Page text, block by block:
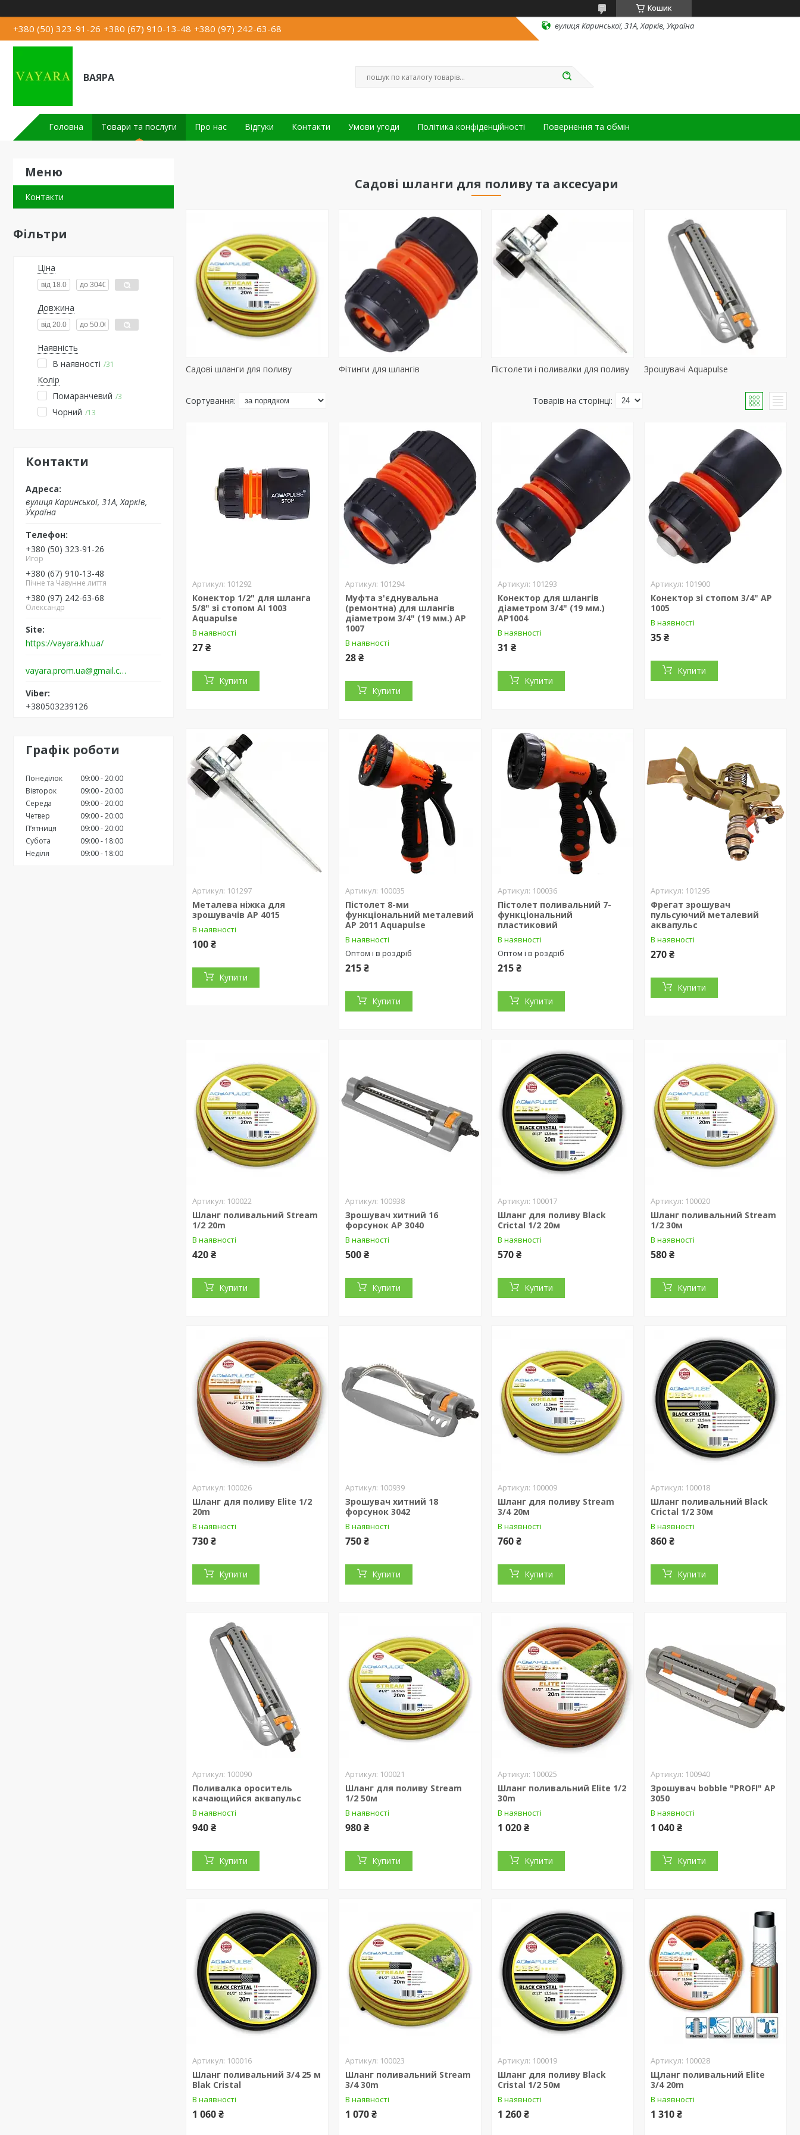
Кошик
+380 (50) 323-91-26 +380 (67) 910-13-48 +380 (97) 242-63-68 вулиця Каринської, 31А, Харків, Україна
ВАЯРА
Головна Товари та послуги Про нас Відгуки Контакти Умови угоди Політика конфіденційності Повернення та обмін
Контакти
Фільтри
Ціна
Довжина
Наявність
В наявності 31
Колір
Помаранчевий 3
Чорний 13
Контакти
вулиця Каринської, 31А, Харків,
Україна
+380 (50) 323-91-26
Игор
+380 (67) 910-13-48
Пічне та Чавунне лиття
+380 (97) 242-63-68
Олександр
https://vayara.kh.ua/
vayara.prom.ua@gmail.com
+380503239126
Графік роботи
Понеділок 09:00 20:00
Вівторок
09:00 20:00
Середа
09:00 20:00
Четвер
09:00 20:00
Пʼятниця
09:00 20:00
Субота
09:00
18:00
Неділя
09:00 18:00
Садові шланги для поливу та аксесуари
Садові шланги для поливу Фітинги для шлангів Пістолети і поливалки для поливу Зрошувачі Aquapulse
101292
Конектор 1/2" для шланга
5/8" зі стопом АI 1003
Aquapulse
В наявності
27 ₴
Купити
101294
Муфта з'єднувальна
(ремонтна) для шлангів
діаметром 3/4" (19 мм.) AP
1007
В наявності
28 ₴
Купити
101293
Конектор для шлангів
діаметром 3/4" (19 мм.)
AP1004
В наявності
31 ₴
Купити
101900
Конектор зі стопом 3/4" AP
1005
В наявності
35 ₴
Купити
101297
Металева ніжка для
зрошувачів AP 4015
В наявності
100 ₴
Купити
100035
Пістолет 8-ми
функціональний металевий
АР 2011 Aquapulse
В наявності
Оптом і в роздріб
215 ₴
Купити
100036
Пістолет поливальний 7-
функціональний
пластиковий
В наявності
Оптом і в роздріб
215 ₴
Купити
101295
Фрегат зрошувач
пульсуючий металевий
аквапульс
В наявності
270 ₴
Купити
100022
Шланг поливальний Stream
1/2 20m
В наявності
420 ₴
Купити
100938
Зрошувач хитний 16
форсунок AP 3040
В наявності
500 ₴
Купити
100017
Шланг для поливу Black
Crictal 1/2 20м
В наявності
570 ₴
Купити
100020
Шланг поливальний Stream
1/2 30м
В наявності
580 ₴
Купити
100026
Шланг для поливу Elite 1/2
20m
В наявності
730 ₴
Купити
100939
Зрошувач хитний 18
форсунок 3042
В наявності
750 ₴
Купити
100009
Шланг для поливу Stream
3/4 20м
В наявності
760 ₴
Купити
100018
Шланг поливальний Black
Crictal 1/2 30м
В наявності
860 ₴
Купити
100090
Поливалка ороситель
качающийся аквапульс
В наявності
940 ₴
Купити
100021
Шланг для поливу Stream
1/2 50м
В наявності
980 ₴
Купити
100025
Шланг поливальний Elite 1/2
30m
В наявності
1 020 ₴
Купити
100940
Зрошувач bobble "PROFI" AP
3050
В наявності
1 040 ₴
Купити
100016
Шланг поливальний 3/4 25 м
Blak Cristal
В наявності
1 060 ₴
100023
Шланг поливальний Stream
3/4 30m
В наявності
1 070 ₴
100019
Шланг для поливу Black
Cristal 1/2 50м
В наявності
1 260 ₴
100028
Щланг поливальний Elite
3/4 20m
В наявності
1 310 ₴